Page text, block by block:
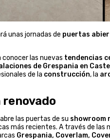
unas jornadas de puertas
conocer las nuevas tendencias
de Grespania en
de la construcción, la
abre las puertas de su showroom
más recientes. A través de
Grespania, Coverlam,